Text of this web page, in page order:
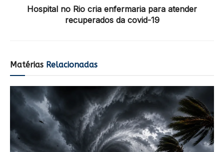
Hospital no Rio cria enfermaria para atender
recuperados da covid-19
Matérias Relacionadas